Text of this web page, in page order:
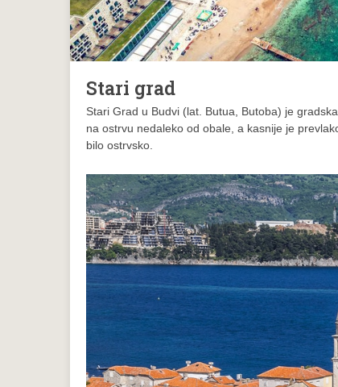
Stari grad
Stari Grad u Budvi (lat. Butua, Butoba) je
na ostrvu nedaleko od obale, a kasnije je
bilo ostrvsko.